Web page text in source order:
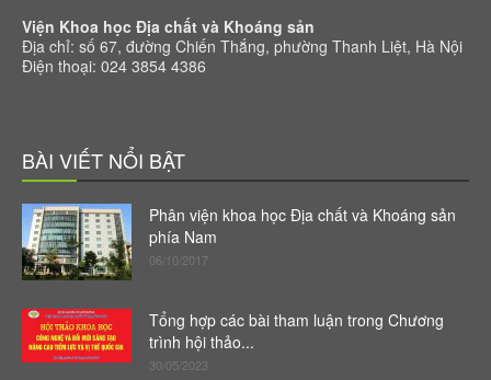
Viện Khoa học Địa chất và Khoáng sản
Địa chỉ: số 67, đường Chiến Thắng, phường Thanh Liệt, Hà Nội
Điện thoại: 024 3854 4386
BÀI VIẾT NỔI BẬT
Phân viện khoa học Địa chất và Khoáng sản
phía Nam
06/10/2017
Tổng hợp các bài tham luận trong Chương
trình hội thảo...
30/05/2023